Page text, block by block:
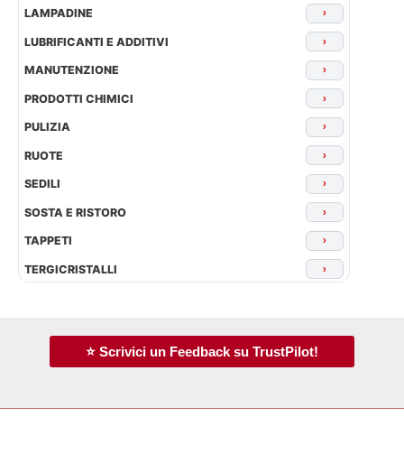
LAMPADINE ›
LUBRIFICANTI E ADDITIVI ›
MANUTENZIONE ›
PRODOTTI CHIMICI ›
PULIZIA ›
RUOTE ›
SEDILI ›
SOSTA E RISTORO ›
TAPPETI ›
TERGICRISTALLI ›
⭐ Scrivici un Feedback su TrustPilot!